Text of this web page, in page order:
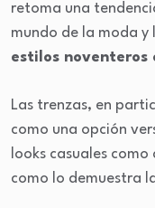
retoma una
mundo de la moda y
estilos noventeros
Las trenzas, en
como una opción
looks casuales
como lo demuestra